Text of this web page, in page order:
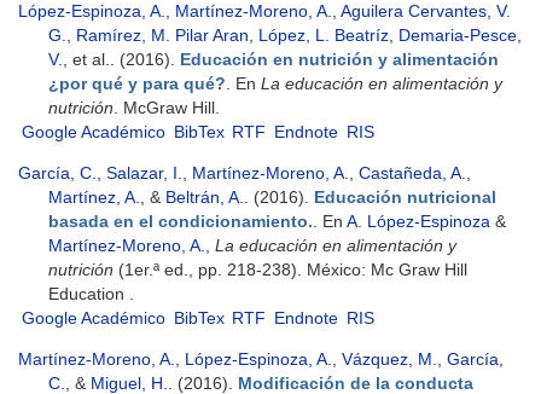
López-Espinoza, A. Martínez-Moreno, A.
Aguilera Cervantes, V.
G.
Ramírez, M. Pilar Aran López, L. Beatríz Demaria-Pesce,
V.
, et al. . (2016). Educación en nutrición y alimentación
¿por qué y para qué? . En La educación en alimentación y
nutrición . McGraw Hill.
Google Académico BibTex RTF Endnote RIS
García, C. Salazar, I. Martínez-Moreno, A. Castañeda, A.
Martínez, A.
, & Beltrán, A. . (2016). Educación nutricional
basada en el condicionamiento. . En A. López-Espinoza &
Martínez-Moreno, A.
La educación en alimentación y
nutrición (1er.ª ed., pp. 218-238). México: Mc Graw Hill
Education .
Google Académico BibTex RTF Endnote RIS
Martínez-Moreno, A. López-Espinoza, A. Vázquez, M.
García,
C.
, & Miguel, H. . (2016). Modificación de la conducta